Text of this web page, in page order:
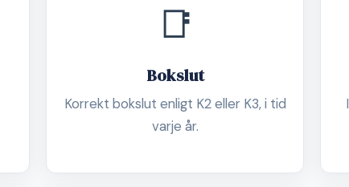
📑
Bokslut
Korrekt bokslut enligt K2 eller K3, i tid
varje år.